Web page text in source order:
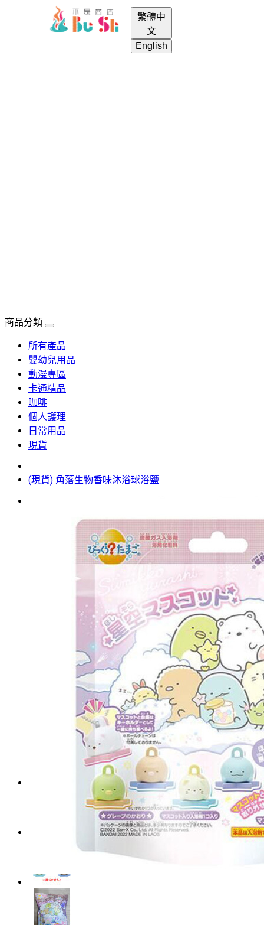
繁體中
文
English
商品分類
所有產品
嬰幼兒用品
動漫專區
卡通精品
咖啡
個人護理
日常用品
現貨
(現貨) 角落生物香味沐浴球浴鹽